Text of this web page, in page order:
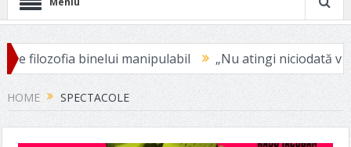
manipulabil „Nu atingi niciodată victima” – pentru
HOME SPECTACOLE